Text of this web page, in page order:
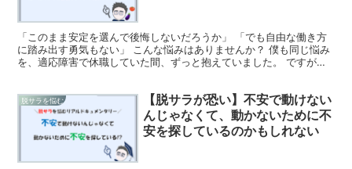
「このまま安定を選んで後悔しないだろうか」 「でも自由な働き方
に踏み出す勇気もない」 こんな悩みはありませんか？ 僕も同じ悩み
を、適応障害で休職していた間、ずっと抱えていました。 ですが、
脱サラを悩む
【脱サラが恐い】不安で動けない
んじゃなくて、動かないために不
安を探しているのかもしれない